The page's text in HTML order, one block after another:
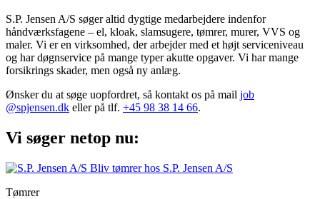
S.P. Jensen A/S søger altid dygtige medarbejdere indenfor
håndværksfagene – el, kloak, slamsugere, tømrer, murer, VVS og
maler. Vi er en virksomhed, der arbejder med et højt serviceniveau
og har døgnservice på mange typer akutte opgaver. Vi har mange
forsikrings skader, men også ny anlæg.
Ønsker du at søge uopfordret, så kont​akt os på mail job​
@spjensen.dk eller på tlf. +45 98 38 14 66.​
Vi søger netop nu:
Tømrer